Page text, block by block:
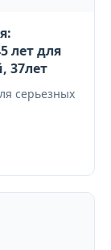
лет для
37лет
серьезных